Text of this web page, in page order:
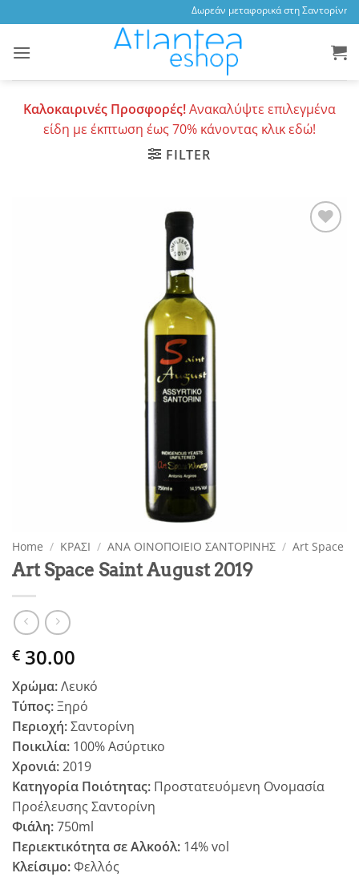
to
content
Δωρεάν μεταφορικά στη Σαντορίνη,
Καλοκαιρινές Προσφορές!Ανακαλύψτε επιλεγμένα
είδη με έκπτωση έως 70% κάνοντας κλικ εδώ!
FILTER
Home / ΚΡΑΣΙ / ΑΝΑ ΟΙΝΟΠΟΙΕΙΟ ΣΑΝΤΟΡΙΝΗΣ / Art Space
Art Space Saint August 2019
€ 30.00
Χρώμα:Λευκό
Τύπος:Ξηρό
Περιοχή:Σαντορίνη
Ποικιλία: 100% Ασύρτικο
Χρονιά:2019
Κατηγορία Ποιότητας: Προστατευόμενη Ονομασία
Προέλευσης Σαντορίνη
Φιάλη:750ml
Περιεκτικότητα σε Αλκοόλ: 14% vol
Κλείσιμο:Φελλός